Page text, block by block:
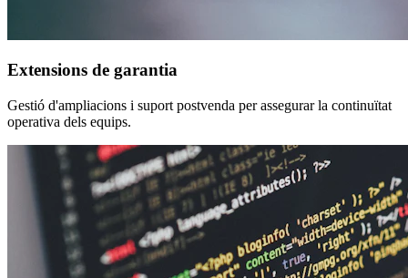
Extensions de garantia
Gestió d'ampliacions i suport postvenda per assegurar la continuïtat
operativa dels equips.